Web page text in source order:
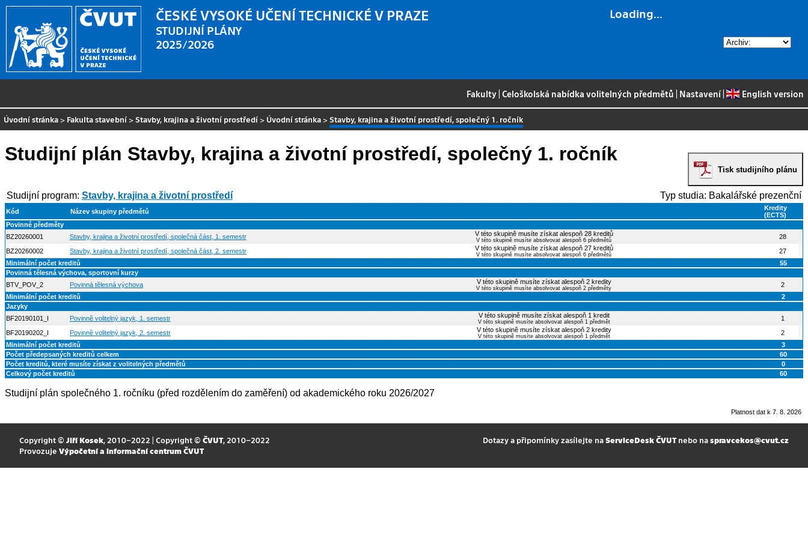
Loading...
ČESKÉ VYSOKÉ UČENÍ TECHNICKÉ V PRAZE
STUDIJNÍ PLÁNY
2025/2026
Fakulty |Celoškolská nabídka volitelných předmětů Nastavení| English version
Úvodní stránka > Fakulta stavební >Stavby, krajina a životní prostředí > Úvodní stránka >Stavby, krajina a životní prostředí, společný 1. ročník
Tisk studijního plánu
Studijní plán Stavby, krajina a životní prostředí, společný 1. ročník
Studijní program: Stavby, krajina a životní prostředí Typ studia: Bakalářské prezenční
Kód Název skupiny předmětů
Kredity
(ECTS)
Povinné předměty
BZ20260001
Stavby, krajina a životní prostředí, společná část, 1. semestr V této skupině musíte získat alespoň 28 kreditů
V této skupině musíte absolvovat alespoň 6 předmětů
28
BZ20260002
Stavby, krajina a životní prostředí, společná část, 2. semestr V této skupině musíte získat alespoň 27 kreditů
V této skupině musíte absolvovat alespoň 6 předmětů
27
Minimální počet kreditů
55
Povinná tělesná výchova, sportovní kurzy
BTV_POV_2
Povinná tělesná výchova V této skupině musíte získat alespoň 2 kredity
V této skupině musíte absolvovat alespoň 2 předměty
2
Minimální počet kreditů
2
Jazyky
BF20190101_I
Povinně volitelný jazyk, 1. semestr V této skupině musíte získat alespoň 1 kredit
V této skupině musíte absolvovat alespoň 1 předmět
1
BF20190202_I
Povinně volitelný jazyk, 2. semestr V této skupině musíte získat alespoň 2 kredity
V této skupině musíte absolvovat alespoň 1 předmět
2
Minimální počet kreditů
3
Počet předepsaných kreditů celkem
60
Počet kreditů, které musíte získat z volitelných předmětů
0
Celkový počet kreditů
60
Studijní plán společného 1. ročníku (před rozdělením do zaměření) od akademického roku 2026/2027
Platnost dat k 7. 8. 2026
Copyright © Jiří Kosek, 2010–2022 | Copyright © ČVUT, 2010–2022
Provozuje Výpočetní a informační centrum ČVUT
Dotazy a připomínky zasílejte naServiceDesk ČVUTnebo naspravcekos@cvut.cz